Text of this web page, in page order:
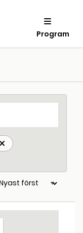
Program